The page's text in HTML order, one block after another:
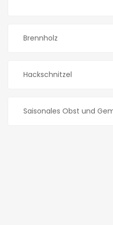
Brennholz
Hackschnitzel
Saisonales Obst und